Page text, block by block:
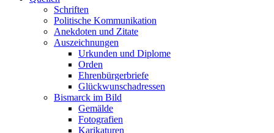
Schriften
Politische Kommunikation
Anekdoten und Zitate
Auszeichnungen
Urkunden und Diplome
Orden
Ehrenbürgerbriefe
Glückwunschadressen
Bismarck im Bild
Gemälde
Fotografien
Karikaturen